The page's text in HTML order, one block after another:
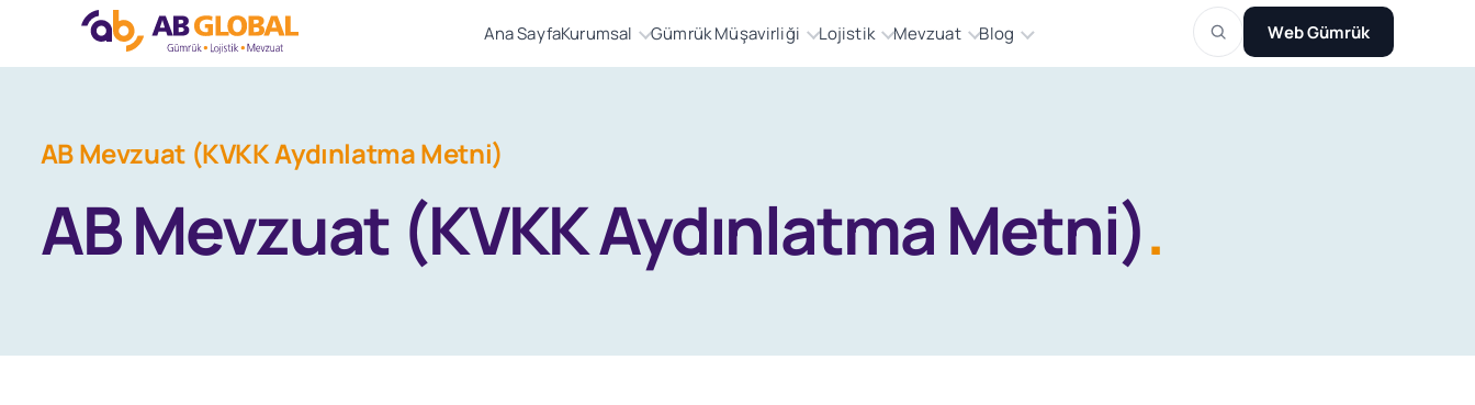
Ana SayfaKurumsal Gümrük Müşavirliği Lojistik Mevzuat Blog Web Gümrük
contentAB Mevzuat (KVKK Aydınlatma Metni)
AB Mevzuat (KVKK Aydınlatma Metni).